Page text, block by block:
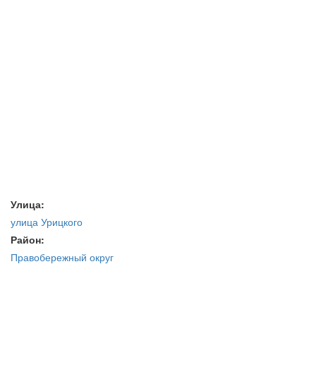
Улица:
улица Урицкого
Район:
Правобережный округ